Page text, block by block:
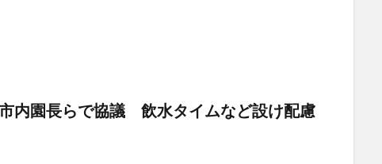
内園長らで協議 飲水タイムなど設け配慮